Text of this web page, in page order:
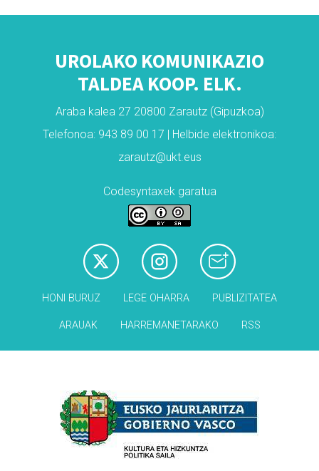
UROLAKO KOMUNIKAZIO
TALDEA KOOP. ELK.
Araba kalea 27 20800 Zarautz (Gipuzkoa)
Telefonoa: 943 89 00 17 | Helbide elektronikoa:
zarautz@ukt.eus
Codesyntaxek garatua
HONI BURUZ LEGE OHARRA PUBLIZITATEA
ARAUAK HARREMANETARAKO RSS